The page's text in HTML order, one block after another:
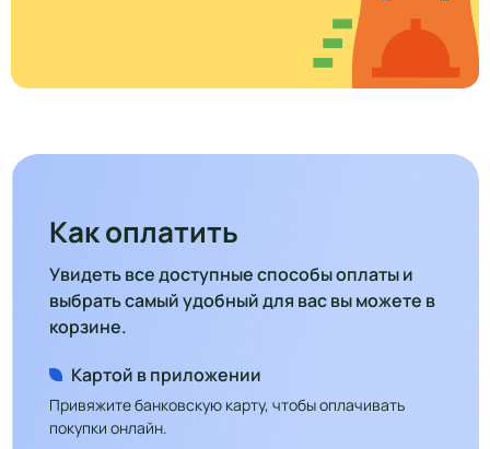
Как оплатить
Увидеть все доступные способы оплаты и
выбрать самый удобный для вас вы можете в
корзине.
Картой в приложении
Привяжите банковскую карту, чтобы оплачивать
покупки онлайн.